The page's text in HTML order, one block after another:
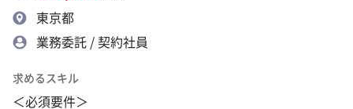
東京都
業務委託 / 契約社員
求めるスキル
＜必須要件＞